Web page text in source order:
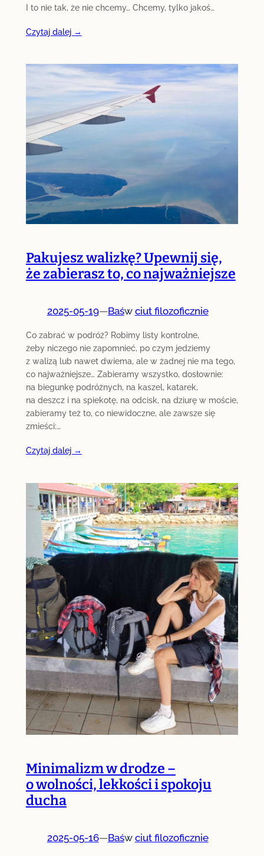
I to nie tak, że nie chcemy… Chcemy, tylko jakoś…
Czytaj dalej →
Pakujesz walizkę? Upewnij się,
że zabierasz to, co najważniejsze
2025-05-19—Baśw ciut filozoficznie
Co zabrać w podróż? Robimy listy kontrolne,
żeby niczego nie zapomnieć, po czym jedziemy
z walizą lub nawet dwiema, ale w żadnej nie ma tego,
co najważniejsze… Zabieramy wszystko, dosłownie:
na biegunkę podróżnych, na kaszel, katarek,
na deszcz i na spiekotę, na odcisk, na dziurę w moście,
zabieramy też to, co niewidoczne, ale zawsze się
zmieści:…
Czytaj dalej →
Minimalizm w drodze –
o wolności, lekkości i spokoju
ducha
2025-05-16—Baśw ciut filozoficznie